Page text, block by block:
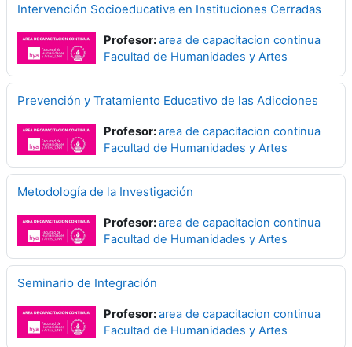
Intervención Socioeducativa en Instituciones Cerradas
Profesor:area de capacitacion continua
Facultad de Humanidades y Artes
Prevención y Tratamiento Educativo de las Adicciones
Profesor:area de capacitacion continua
Facultad de Humanidades y Artes
Metodología de la Investigación
Profesor:area de capacitacion continua
Facultad de Humanidades y Artes
Seminario de Integración
Profesor:area de capacitacion continua
Facultad de Humanidades y Artes